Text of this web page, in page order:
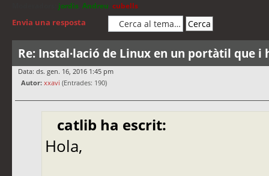
jordis Andreu cubells
Envia una resposta
Re: Instal·lació de Linux en un portàtil que i
Data: ds. gen. 16, 2016 1:45 pm
Autor: xxavi (Entrades: 190)
catlib ha escrit:
Hola,